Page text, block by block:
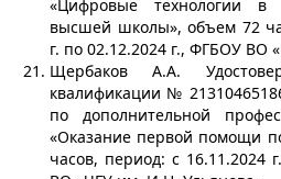
«Цифровые технологии в
высшей школы», объем 72
г. по 02.12.2024 г., ФГБОУ ВО
Щербаков А.А.
квалификации №
по дополнительной
«Оказание первой помощи
часов, период: с 16.11.2024